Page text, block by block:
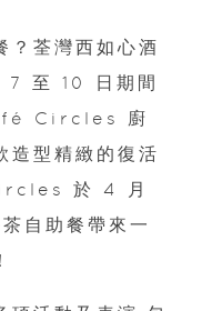
？荃灣西如心酒
至 10 日期間
Circles 廚
造型精緻的復活
於 4 月
自助餐帶來一